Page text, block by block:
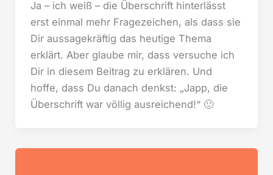
Ja – ich weiß – die Überschrift hinterlässt
erst einmal mehr Fragezeichen, als dass sie
Dir aussagekräftig das heutige Thema
erklärt. Aber glaube mir, dass versuche ich
Dir in diesem Beitrag zu erklären. Und
hoffe, dass Du danach denkst: „Japp, die
Überschrift war völlig ausreichend!“ 🙂